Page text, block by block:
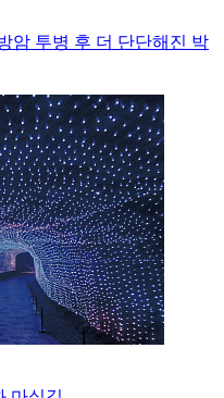
암 투병 후 더 단단해진 박